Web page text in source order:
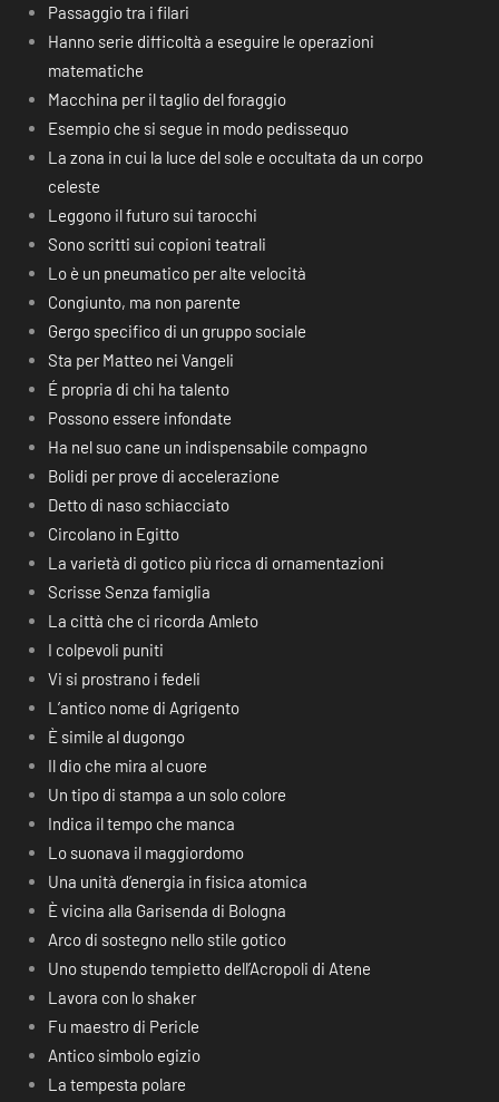
Passaggio tra i filari
Hanno serie difficoltà a eseguire le operazioni
matematiche
Macchina per il taglio del foraggio
Esempio che si segue in modo pedissequo
La zona in cui la luce del sole e occultata da un corpo
celeste
Leggono il futuro sui tarocchi
Sono scritti sui copioni teatrali
Lo è un pneumatico per alte velocità
Congiunto, ma non parente
Gergo specifico di un gruppo sociale
Sta per Matteo nei Vangeli
É propria di chi ha talento
Possono essere infondate
Ha nel suo cane un indispensabile compagno
Bolidi per prove di accelerazione
Detto di naso schiacciato
Circolano in Egitto
La varietà di gotico più ricca di ornamentazioni
Scrisse Senza famiglia
La città che ci ricorda Amleto
I colpevoli puniti
Vi si prostrano i fedeli
L’antico nome di Agrigento
È simile al dugongo
Il dio che mira al cuore
Un tipo di stampa a un solo colore
Indica il tempo che manca
Lo suonava il maggiordomo
Una unità d’energia in fisica atomica
È vicina alla Garisenda di Bologna
Arco di sostegno nello stile gotico
Uno stupendo tempietto dell’Acropoli di Atene
Lavora con lo shaker
Fu maestro di Pericle
Antico simbolo egizio
La tempesta polare